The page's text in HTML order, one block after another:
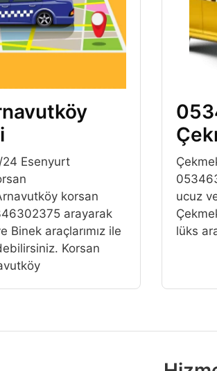
24 Esenyurt
korsan
arayarak
Binek araçlarımız ile
Korsan
ucuz
lüks